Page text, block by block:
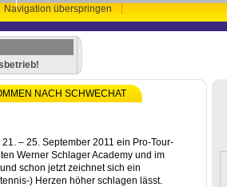
Navigation überspringen
NACH SCHWECHAT
– 25. September 2011 ein Pro-Tour-
Werner Schlager Academy und im
schon jetzt zeichnet sich ein
) Herzen höher schlagen lässt.